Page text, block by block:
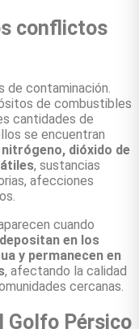
conflictos
de contaminación.
de combustibles
cantidades de
se encuentran
dióxido de
, sustancias
afecciones
cuando
depositan en los
y permanecen en
, afectando la calidad
cercanas.
Golfo Pérsico